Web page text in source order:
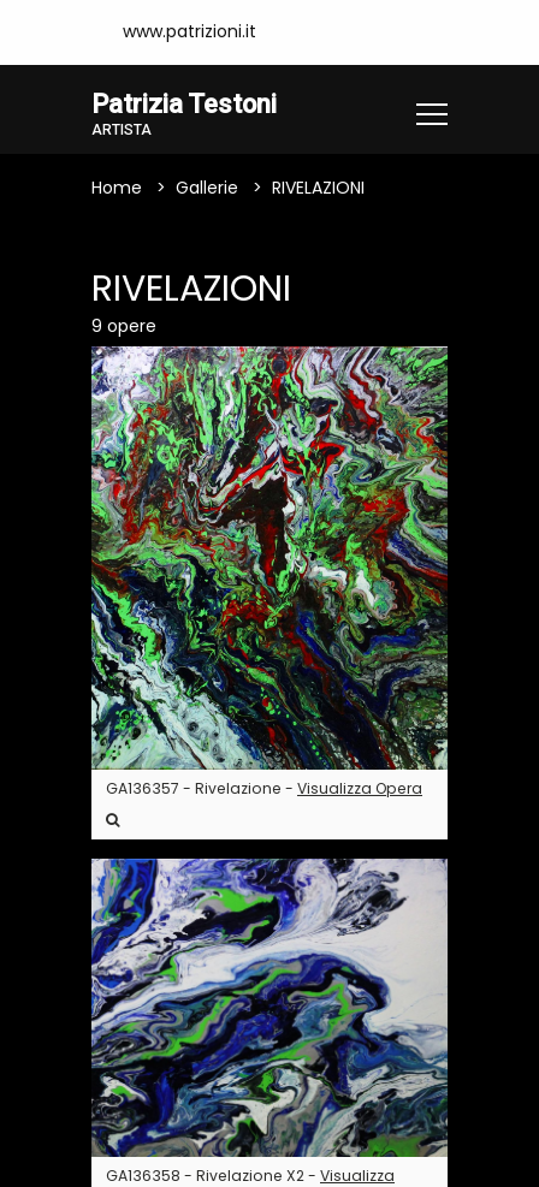
www.patrizioni.it
Patrizia Testoni
ARTISTA
Home Gallerie RIVELAZIONI
GA136357 - Rivelazione - Visualizza Opera
GA136358 - Rivelazione X2 - Visualizza
RIVELAZIONI
9 opere